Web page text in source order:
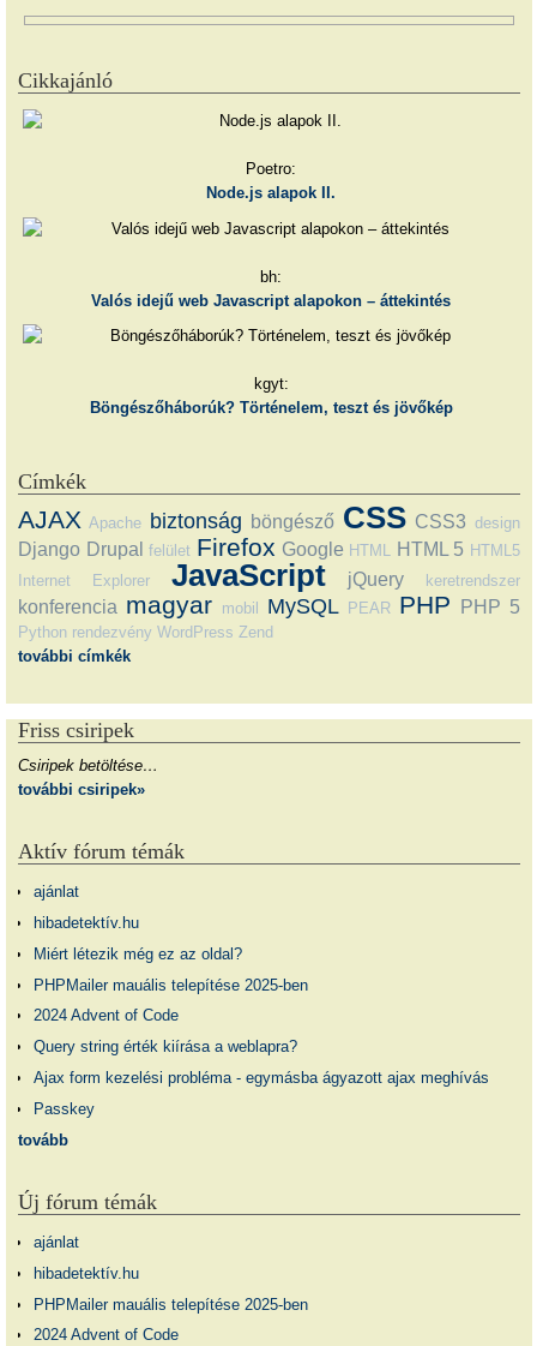
Cikkajánló
Poetro:
Node.js alapok II.
bh:
Valós idejű web Javascript alapokon – áttekintés
kgyt:
Böngészőháborúk? Történelem, teszt és jövőkép
Címkék
AJAX Apache biztonság böngésző CSS CSS3 design
Django Drupal felület Firefox Google HTML HTML 5 HTML5
Internet Explorer
JavaScript jQuery keretrendszer
konferencia magyar mobil MySQL PEAR PHP PHP 5
Python rendezvény WordPress Zend
további címkék
Friss csiripek
Csiripek betöltése…
további csiripek»
Aktív fórum témák
ajánlat
hibadetektív.hu
Miért létezik még ez az oldal?
PHPMailer mauális telepítése 2025-ben
2024 Advent of Code
Query string érték kiírása a weblapra?
Ajax form kezelési probléma - egymásba ágyazott ajax meghívás
Passkey
tovább
Új fórum témák
ajánlat
hibadetektív.hu
PHPMailer mauális telepítése 2025-ben
2024 Advent of Code